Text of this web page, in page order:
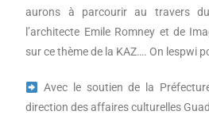
aurons à parcourir au travers
l’architecte Emile Romney et de
sur ce thème de la KAZ…. On lespwi
Avec le soutien de la
direction des affaires culturelles